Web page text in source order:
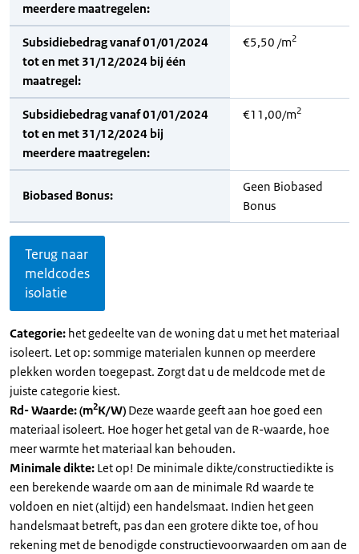
meerdere maatregelen:
Subsidiebedrag vanaf 01/01/2024
tot en met 31/12/2024 bij één
maatregel:
€5,50 /m2
Subsidiebedrag vanaf 01/01/2024
tot en met 31/12/2024 bij
meerdere maatregelen:
€11,00/m2
Biobased Bonus:
Geen Biobased
Bonus
Terug naar
meldcodes
isolatie
Categorie: het gedeelte van de woning dat u met het materiaal
isoleert. Let op: sommige materialen kunnen op meerdere
plekken worden toegepast. Zorgt dat u de meldcode met de
juiste categorie kiest.
Rd- Waarde: (m2K/W) Deze waarde geeft aan hoe goed een
materiaal isoleert. Hoe hoger het getal van de R-waarde, hoe
meer warmte het materiaal kan behouden.
Minimale dikte: Let op! De minimale dikte/constructiedikte is
een berekende waarde om aan de minimale Rd waarde te
voldoen en niet (altijd) een handelsmaat. Indien het geen
handelsmaat betreft, pas dan een grotere dikte toe, of hou
rekening met de benodigde constructievoorwaarden om aan de